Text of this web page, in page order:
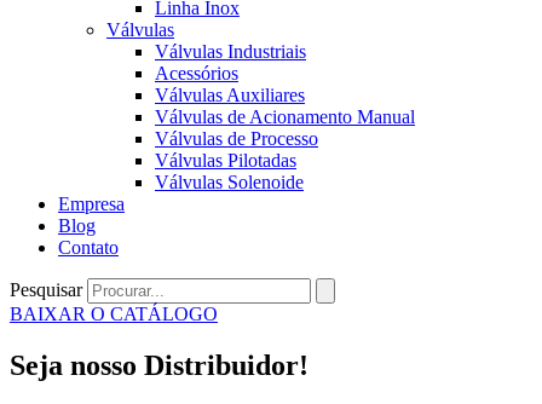
Linha Inox
Válvulas
Válvulas Industriais
Acessórios
Válvulas Auxiliares
Válvulas de Acionamento Manual
Válvulas de Processo
Válvulas Pilotadas
Válvulas Solenoide
Empresa
Blog
Contato
Pesquisar
BAIXAR O CATÁLOGO
Seja nosso Distribuidor!